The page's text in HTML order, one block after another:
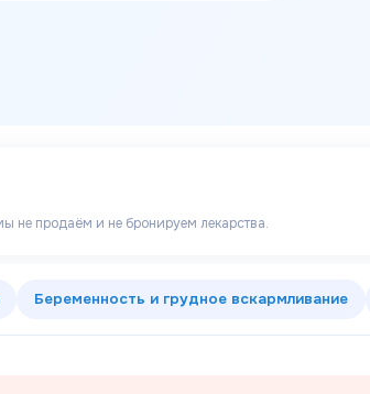
не продаём и не бронируем лекарства.
Беременность и грудное вскармливание